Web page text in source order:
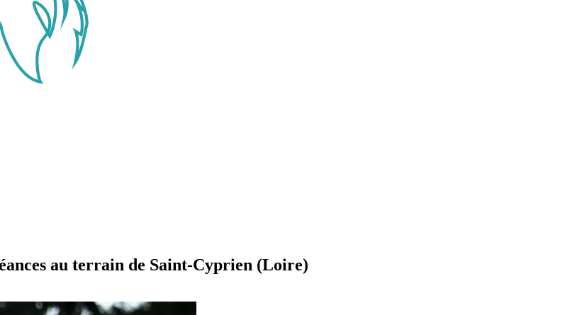
au terrain de Saint-Cyprien (Loire)